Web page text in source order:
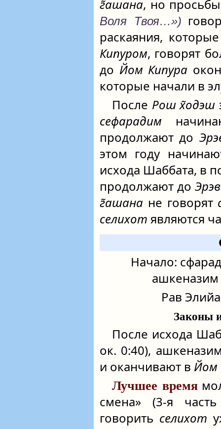
г̃ашана, но
Воля Твоя…»)
раскаяния,
Кипуром, говорят
до Йом Кипура
которые начали в
После Рош х̃одэш
сефарадим
продолжают до
этом году
исхода Шаббата, в
продолжают до
г̃ашана не говорят
селихот являются
Начало:
ашкеназим
Рав
Законы
После исхода
ок. 0:40),
и оканчивают в Йом
Лучшее время
смена» (3-я
говорить селихот